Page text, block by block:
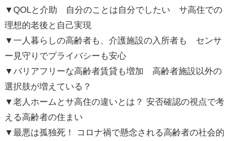
▼QOLと介助 自分のことは自分でしたい サ高住での
理想的老後と自己実現
▼一人暮らしの高齢者も、介護施設の入所者も センサ
ー見守りでプライバシーも安心
▼バリアフリーな高齢者賃貸も増加 高齢者施設以外の
選択肢が増えている？
▼老人ホームとサ高住の違いとは？ 安否確認の視点で考
える高齢者の住まい
▼最悪は孤独死！ コロナ禍で懸念される高齢者の社会的